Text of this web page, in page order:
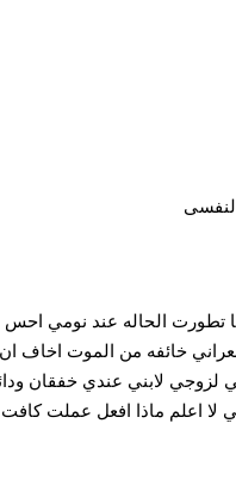
تطورت الحاله عند نومي
خائفه من الموت اخاف
لزوجي لابني عندي خفقان
لا اعلم ماذا افعل عملت